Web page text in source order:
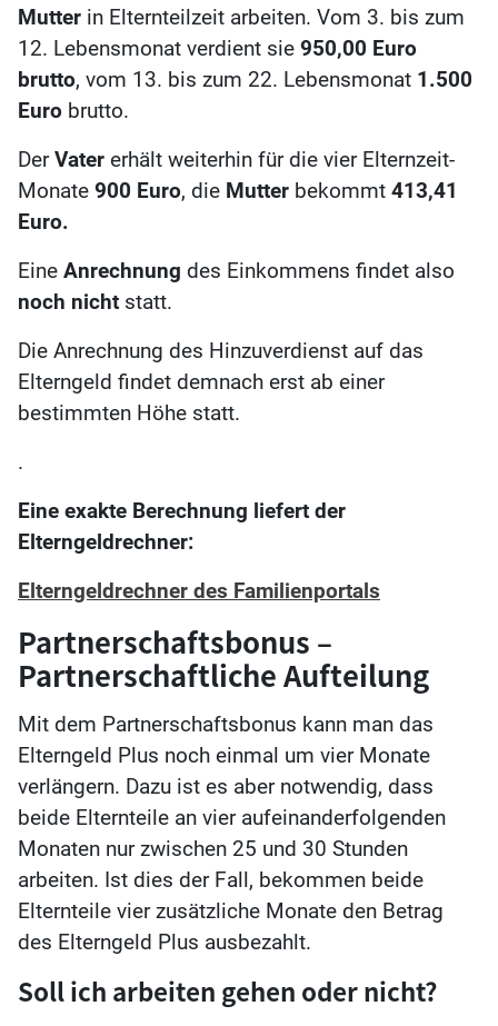
Mutter in Elternteilzeit arbeiten. Vom 3. bis zum
12. Lebensmonat verdient sie 950,00 Euro
brutto, vom 13. bis zum 22. Lebensmonat 1.500
Euro brutto.
DerVater erhält weiterhin für die vier Elternzeit-
Monate 900 Euro, die Mutter bekommt 413,41
Euro.
Eine Anrechnung des Einkommens findet also
noch nicht statt.
Die Anrechnung des Hinzuverdienst auf das
Elterngeld findet demnach erst ab einer
bestimmten Höhe statt.
.
Eine exakte Berechnung liefert der
Elterngeldrechner:
Elterngeldrechner des Familienportals
Partnerschaftsbonus –
Partnerschaftliche Aufteilung
Mit dem Partnerschaftsbonus kann man das
Elterngeld Plus noch einmal um vier Monate
verlängern. Dazu ist es aber notwendig, dass
beide Elternteile an vier aufeinanderfolgenden
Monaten nur zwischen 25 und 30 Stunden
arbeiten. Ist dies der Fall, bekommen beide
Elternteile vier zusätzliche Monate den Betrag
des Elterngeld Plus ausbezahlt.
Soll ich arbeiten gehen oder nicht?